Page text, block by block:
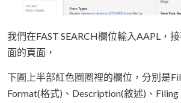
我們在FAST SEARCH欄位輸入AAPL，
面的頁面，
下圖上半部紅色圈圈裡的欄位，分別是
Format(格式)、Description(敘述)、